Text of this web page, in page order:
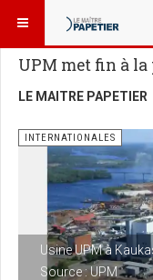
VOUS ÊTES ICI :
UPM met fin à
LE MAITRE PAPETIER
Usine UPM à
Source : UPM
INTERNATIONALES